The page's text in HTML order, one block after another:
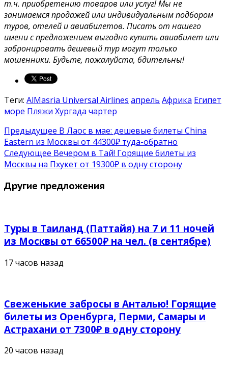
т.ч. приобретению товаров или услуг! Мы не
занимаемся продажей или индивидуальным подбором
туров, отелей и авиабилетов. Писать от нашего
имени с предложением выгодно купить авиабилет или
забронировать дешевый тур могут только
мошенники. Будьте, пожалуйста, бдительны!
Теги: AlMasria Universal Airlines апрель Африка Египет
море Пляжи Хургада чартер
Предыдущее В Лаос в мае: дешевые билеты China
Eastern из Москвы от 44300₽ туда-обратно
Следующее Вечером в Тай! Горящие билеты из
Москвы на Пхукет от 19300₽ в одну сторону
Другие предложения
Туры в Таиланд (Паттайя) на 7 и 11 ночей
из Москвы от 66500₽ на чел. (в сентябре)
17 часов назад
Свеженькие забросы в Анталью! Горящие
билеты из Оренбурга, Перми, Самары и
Астрахани от 7300₽ в одну сторону
20 часов назад